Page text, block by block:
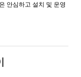
안심하고 설치 및 운영